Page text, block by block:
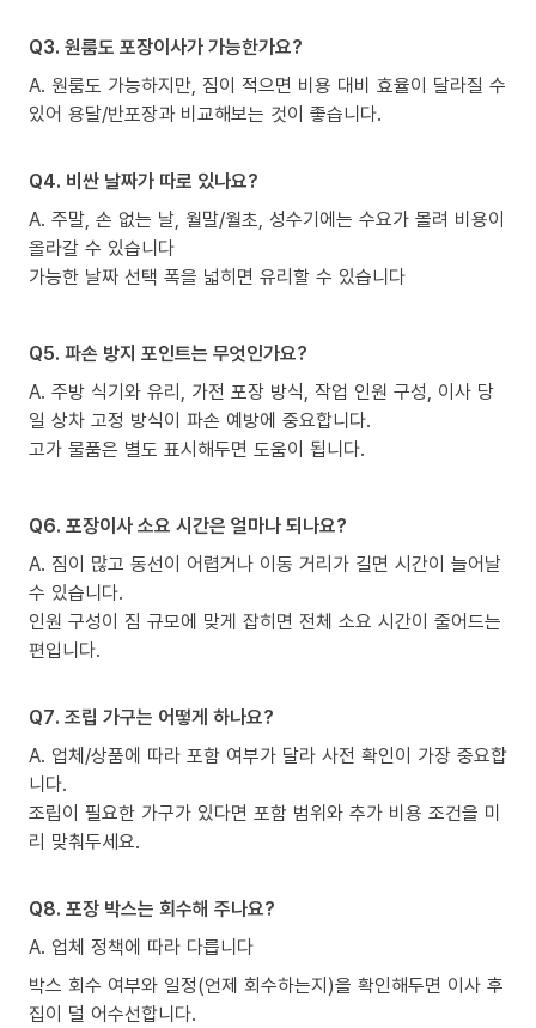
Q3. 원룸도 포장이사가 가능한가요?
A. 원룸도 가능하지만, 짐이 적으면 비용 대비 효율이 달라질 수
있어 용달/반포장과 비교해보는 것이 좋습니다.
Q4. 비싼 날짜가 따로 있나요?
A. 주말, 손 없는 날, 월말/월초, 성수기에는 수요가 몰려 비용이
올라갈 수 있습니다
가능한 날짜 선택 폭을 넓히면 유리할 수 있습니다
Q5. 파손 방지 포인트는 무엇인가요?
A. 주방 식기와 유리, 가전 포장 방식, 작업 인원 구성, 이사 당
일 상차 고정 방식이 파손 예방에 중요합니다.
고가 물품은 별도 표시해두면 도움이 됩니다.
Q6. 포장이사 소요 시간은 얼마나 되나요?
A. 짐이 많고 동선이 어렵거나 이동 거리가 길면 시간이 늘어날
수 있습니다.
인원 구성이 짐 규모에 맞게 잡히면 전체 소요 시간이 줄어드는
편입니다.
Q7. 조립 가구는 어떻게 하나요?
A. 업체/상품에 따라 포함 여부가 달라 사전 확인이 가장 중요합
니다.
조립이 필요한 가구가 있다면 포함 범위와 추가 비용 조건을 미
리 맞춰두세요.
Q8. 포장 박스는 회수해 주나요?
A. 업체 정책에 따라 다릅니다
박스 회수 여부와 일정(언제 회수하는지)을 확인해두면 이사 후
집이 덜 어수선합니다.